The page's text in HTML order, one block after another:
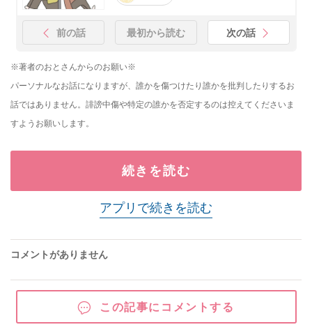
前の話 最初から読む 次の話
※著者のおとさんからのお願い※
パーソナルなお話になりますが、誰かを傷つけたり誰かを批判したりするお
話ではありません。誹謗中傷や特定の誰かを否定するのは控えてくださいま
すようお願いします。
続きを読む
アプリで続きを読む
コメントがありません
この記事にコメントする